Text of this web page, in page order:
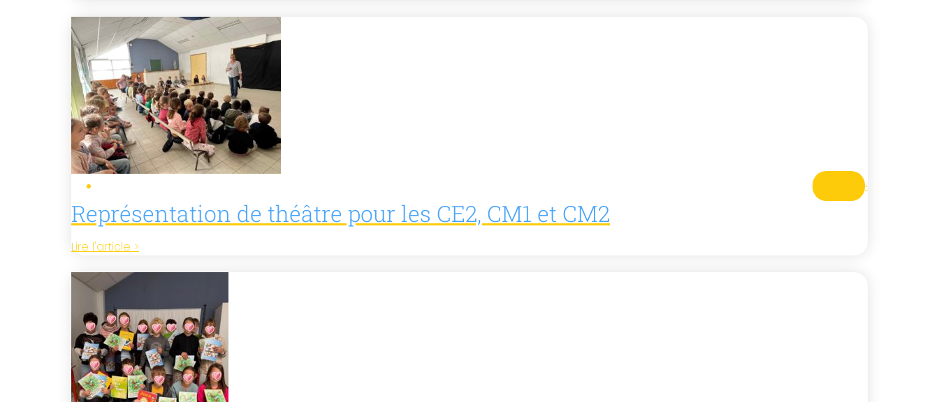
·
Représentation de théâtre pour les CE2, CM1 et CM2
Lire l'article >